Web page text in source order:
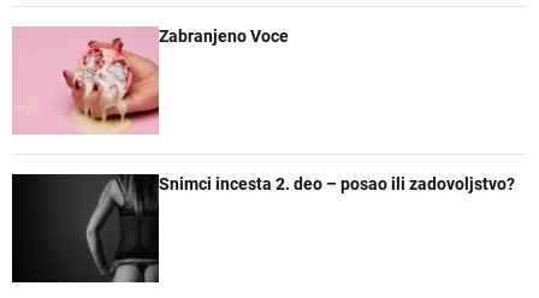
Zabranjeno Voce
Snimci incesta 2. deo – posao ili zadovoljstvo?